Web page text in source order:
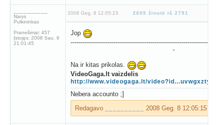
Narys
Pulkininkas
Pranešimai: 457
Įstojęs: 2008 Sau. 9
21:01:45
2008 Geg. 8 12:05:23 2605 žinutė iš 2791
Jop
-
Na ir kitas prikolas.
VideoGaga.lt vaizdelis
http://www.videogaga.lt/
Nebera accounto ;]
Redagavo
2008 Geg. 8 12:05:15